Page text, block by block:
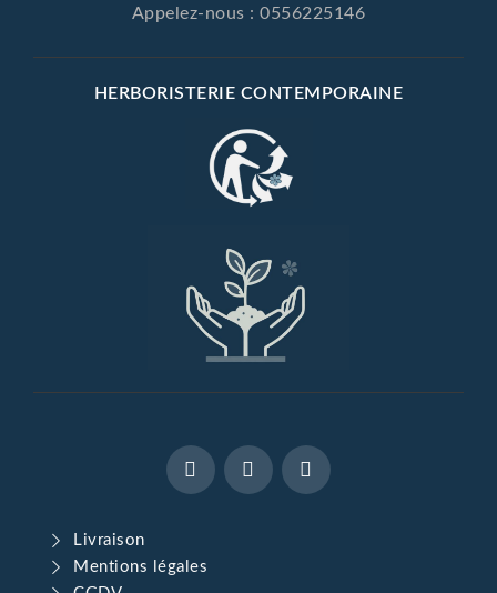
Appelez-nous :0556225146
HERBORISTERIE CONTEMPORAINE
Livraison
Mentions légales